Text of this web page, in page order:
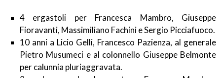
4 ergastoli per Francesca Mambro, Giuseppe
Fioravanti, Massimiliano Fachini e Sergio Picciafuoco.
10 anni a Licio Gelli, Francesco Pazienza, al generale
Pietro Musumeci e al colonnello Giuseppe Belmonte
per calunnia pluriaggravata.